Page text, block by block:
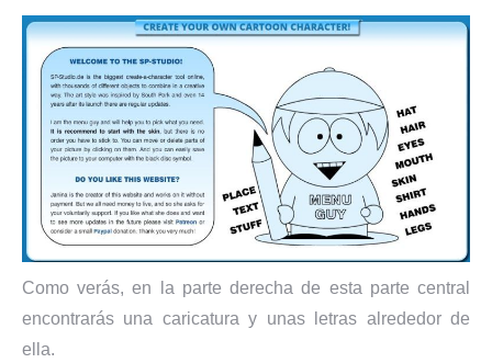
Como verás, en la parte derecha de esta parte central
encontrarás una caricatura y unas letras alrededor de
ella.